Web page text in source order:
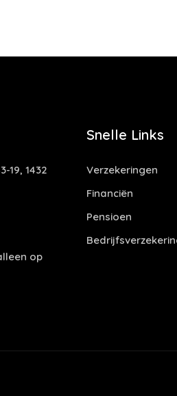
19, 1432
op
Snelle Links
Verzekeringen
Financiën
Pensioen